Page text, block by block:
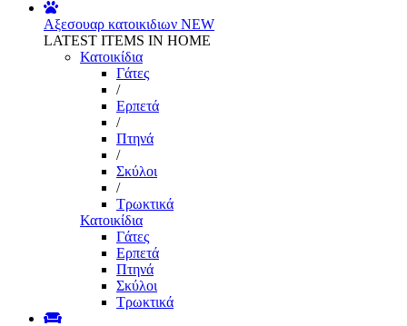
Αξεσουαρ κατοικιδιων NEW
LATEST ITEMS IN HOME
Κατοικίδια
Γάτες
/
Ερπετά
/
Πτηνά
/
Σκύλοι
/
Τρωκτικά
Κατοικίδια
Γάτες
Ερπετά
Πτηνά
Σκύλοι
Τρωκτικά